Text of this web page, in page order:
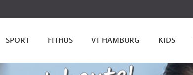
SPORT FITHUS VT HAMBURG KIDS